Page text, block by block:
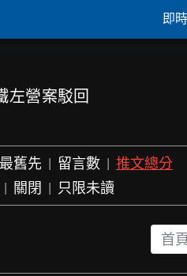
即
左營案駁回
最舊先 | 留言數 | 推文總分
| 關閉 | 只限未讀
首頁